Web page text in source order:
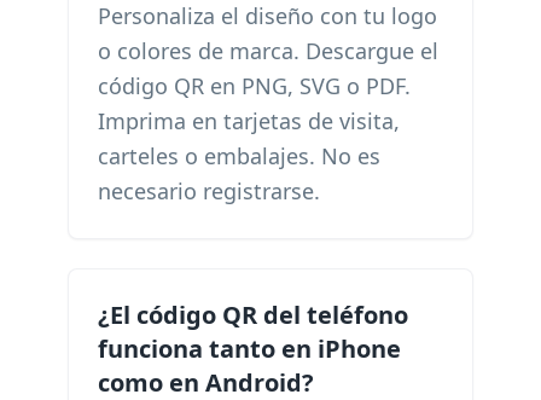
Personaliza el diseño con tu logo
o colores de marca. Descargue el
código QR en PNG, SVG o PDF.
Imprima en tarjetas de visita,
carteles o embalajes. No es
necesario registrarse.
¿El código QR del teléfono
funciona tanto en iPhone
como en Android?